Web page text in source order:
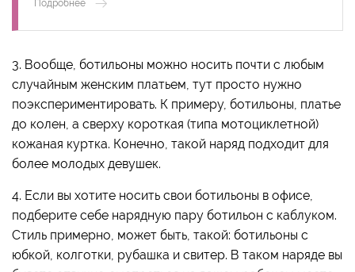
Подробнее
3. Вообще, ботильоны можно носить почти с любым
случайным женским платьем, тут просто нужно
поэкспериментировать. К примеру, ботильоны, платье
до колен, а сверху короткая (типа мотоциклетной)
кожаная куртка. Конечно, такой наряд подходит для
более молодых девушек.
4. Если вы хотите носить свои ботильоны в офисе,
подберите себе нарядную пару ботильон с каблуком.
Стиль примерно, может быть, такой: ботильоны с
юбкой, колготки, рубашка и свитер. В таком наряде вы